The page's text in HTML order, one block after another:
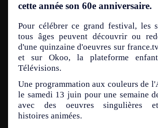
cette année son 60e anniversaire.
Pour célébrer ce grand festival, les
tous âges peuvent découvrir ou
d'une quinzaine d'oeuvres sur
et sur Okoo, la plateforme
Télévisions.
Une programmation aux couleurs de
le samedi 13 juin pour une semaine
avec des oeuvres singulières
histoires animées.